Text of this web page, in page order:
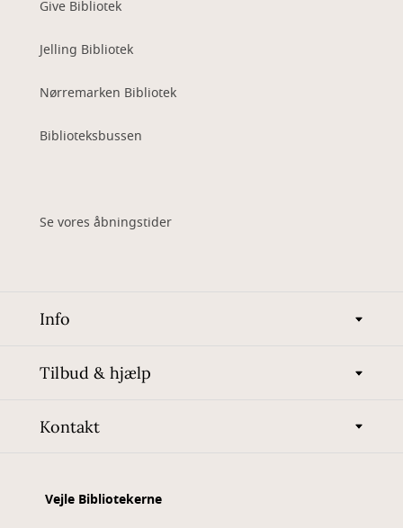
Give Bibliotek
Jelling Bibliotek
Nørremarken Bibliotek
Biblioteksbussen
Se vores åbningstider
Info
Tilbud & hjælp
Kontakt
Vejle Bibliotekerne